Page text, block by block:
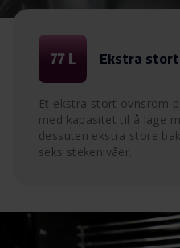
Ekstra
Et ekstra stort ovnsrom
med kapasitet til å lage
dessuten ekstra store
seks stekenivåer.